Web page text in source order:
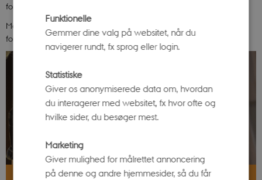
forståelse af krop og sind.
Men ikke mindst har eleverne været med til at skabe et
formidlingsrum, som også den unge målgruppe kan relatere til.
Funktionelle
Gemmer dine valg på websitet, når du
navigerer rundt, fx sprog eller login.
Statistiske
Giver os anonymiserede data om, hvordan
du interagerer med websitet, fx hvor ofte og
hvilke sider, du besøger mest.
Marketing
Giver mulighed for målrettet annoncering
på denne og andre hjemmesider, så du får